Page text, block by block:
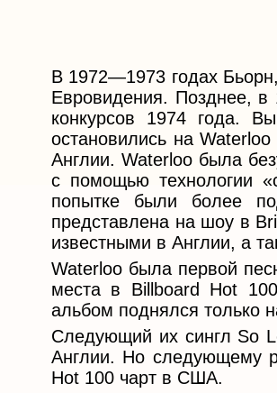
В 1972—1973 годах
Евровидения. Позднее,
конкурсов 1974 года.
остановились на
Англии. Waterloo была
с помощью технологии
попытке были более
представлена на шоу в
известными в Англии, а
Waterloo была первой
места в Billboard Hot
альбом поднялся только
Следующий их сингл So
Англии. Но следующему
Hot 100 чарт в США.